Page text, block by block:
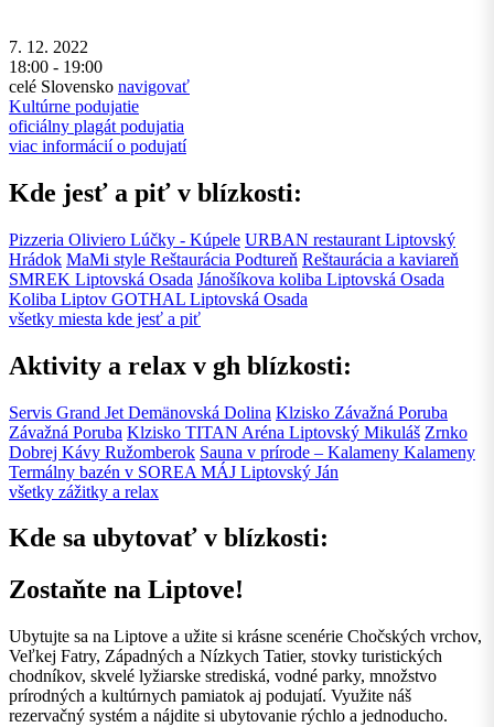
7. 12. 2022
18:00 - 19:00
celé Slovensko navigovať
Kultúrne podujatie
oficiálny plagát podujatia
viac informácií o podujatí
Kde jesť a piť v blízkosti:
Pizzeria Oliviero Lúčky - Kúpele URBAN restaurant Liptovský
Hrádok MaMi style Reštaurácia Podtureň Reštaurácia a kaviareň
SMREK Liptovská Osada Jánošíkova koliba Liptovská Osada
Koliba Liptov GOTHAL Liptovská Osada
všetky miesta kde jesť a piť
Aktivity a relax v gh blízkosti:
Servis Grand Jet Demänovská Dolina Klzisko Závažná Poruba
Závažná Poruba Klzisko TITAN Aréna Liptovský Mikuláš Zrnko
Dobrej Kávy Ružomberok Sauna v prírode – Kalameny Kalameny
Termálny bazén v SOREA MÁJ Liptovský Ján
všetky zážitky a relax
Kde sa ubytovať v blízkosti:
Zostaňte na Liptove!
Ubytujte sa na Liptove a užite si krásne scenérie Chočských vrchov,
Veľkej Fatry, Západných a Nízkych Tatier, stovky turistických
chodníkov, skvelé lyžiarske strediská, vodné parky, množstvo
prírodných a kultúrnych pamiatok aj podujatí. Využite náš
rezervačný systém a nájdite si ubytovanie rýchlo a jednoducho.